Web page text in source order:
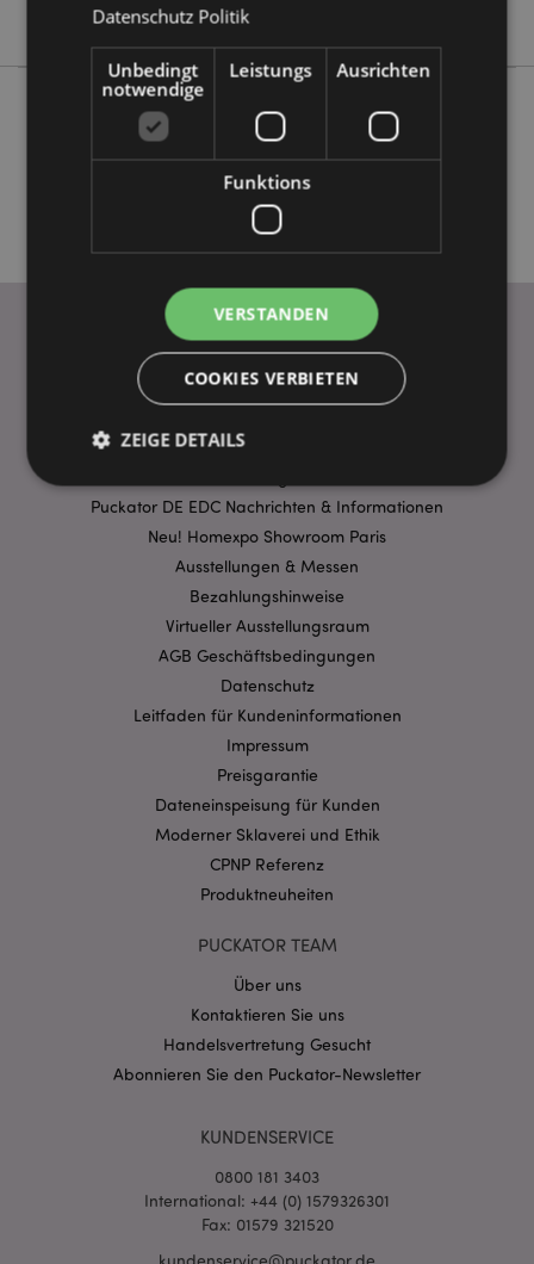
Dog Squad Hunde
Mehr von diesem Produktsortiment
WICHTIGE INFORMATION
Lieferbedingungen
Puckator DE EDC Nachrichten & Informationen
Neu! Homexpo Showroom Paris
Ausstellungen & Messen
Bezahlungshinweise
Virtueller Ausstellungsraum
AGB Geschäftsbedingungen
Datenschutz
Leitfaden für Kundeninformationen
Impressum
Preisgarantie
Dateneinspeisung für Kunden
Moderner Sklaverei und Ethik
CPNP Referenz
Produktneuheiten
PUCKATOR TEAM
Über uns
Kontaktieren Sie uns
Handelsvertretung Gesucht
Abonnieren Sie den Puckator-Newsletter
KUNDENSERVICE
0800 181 3403
International: +44 (0) 1579326301
Fax: 01579 321520
kundenservice@puckator.de
Datenschutz Politik
Unbedingt
notwendige
Leistungs Ausrichten
Funktions
VERSTANDEN
COOKIES VERBIETEN
ZEIGE DETAILS
Unbedingt notwendige
Leistungs
Ausrichten
Funktions
Streng-notwendige-Cookies ermöglichen
Kernfunktionen der Website wie die
Benutzeranmeldung und die Kontoverwaltung.
Ohne unbedingt notwendige cookies kann die
Website nicht richtig genutzt werden.
Provider
CookieScriptConsent
Datenschutzbestimmungen von Google